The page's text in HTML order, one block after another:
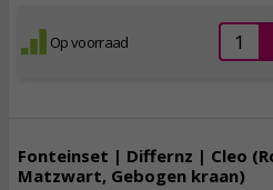
Op voorraad
Fonteinset | Differnz | Cleo
Matzwart, Gebogen kraan)